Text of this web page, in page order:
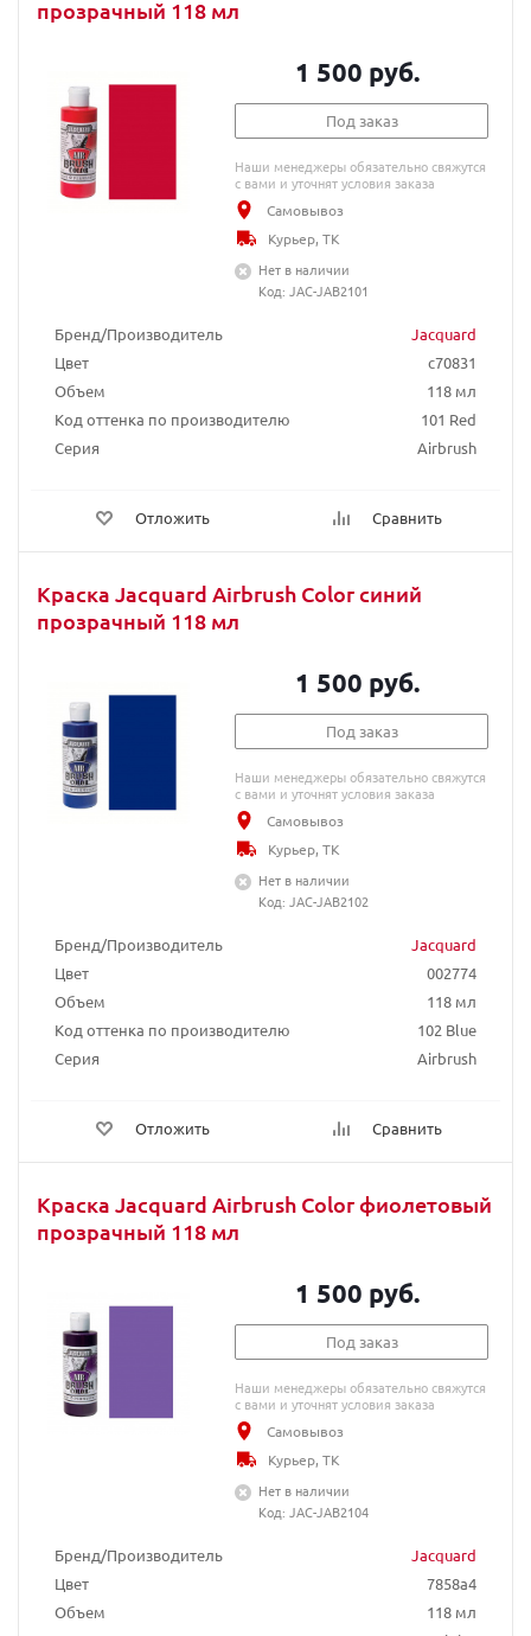
прозрачный 118 мл
Бренд/Производитель
Jacquard
Цвет
c70831
Объем
118 мл
Код оттенка по производителю
101 Red
Серия
Airbrush
Отложить Сравнить
1 500 руб.
Под заказ
Наши менеджеры обязательно свяжутся
с вами и уточнят условия заказа
Самовывоз
Курьер, ТК
Нет в наличии
Код: JAC-JAB2101
Краска Jacquard Airbrush Color синий
прозрачный 118 мл
Бренд/Производитель
Jacquard
Цвет
002774
Объем
118 мл
Код оттенка по производителю
102 Blue
Серия
Airbrush
Отложить Сравнить
1 500 руб.
Под заказ
Наши менеджеры обязательно свяжутся
с вами и уточнят условия заказа
Самовывоз
Курьер, ТК
Нет в наличии
Код: JAC-JAB2102
Краска Jacquard Airbrush Color фиолетовый
прозрачный 118 мл
Бренд/Производитель
Jacquard
Цвет
7858a4
Объем
118 мл
1 500 руб.
Под заказ
Наши менеджеры обязательно свяжутся
с вами и уточнят условия заказа
Самовывоз
Курьер, ТК
Нет в наличии
Код: JAC-JAB2104